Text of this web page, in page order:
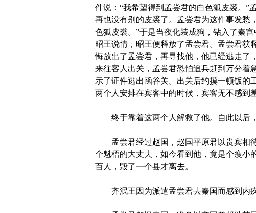
件说：“我希望得到孟尝君的白色狐皮裘。”
再也没有别的皮裘了。孟尝君为这件事发愁
色狐皮裘。”于是当夜化装成狗，钻入了秦
昭王说情，昭王便释放了孟尝君。孟尝君获
悔放出了孟尝君，再寻找他，他已经逃走了
来往客人出关，孟尝君恐怕追兵赶到万分着
示了证件逃出函谷关。出关后约摸一顿饭的
两个人安排在宾客中的时候，宾客无不感到
终于靠着这两个人解救了他。自此以后，
孟尝君经过赵国，赵国平原君以贵宾相待
个魁梧的大丈夫，如今看到他，竟是个瘦小
百人，毁了一个县才离去。
齐泯王因为派遣孟尝君去秦国而感到内疚